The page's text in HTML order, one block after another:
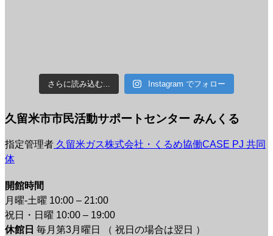
さらに読み込む... Instagram でフォロー
久留米市市民活動サポートセンター みんくる
指定管理者 久留米ガス株式会社・くるめ協働CASE PJ 共同
体
開館時間
月曜-土曜 10:00 – 21:00
祝日・日曜 10:00 – 19:00
休館日 毎月第3月曜日 （ 祝日の場合は翌日 ）